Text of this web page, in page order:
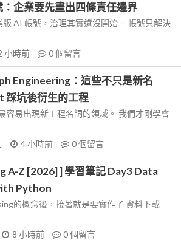
企業要先畫出四條責任邊界
AI 帳號，治理其實還沒開始。 帳號只解決
小時前 0個留言
Engineering：這些不只是新名
踩坑後衍生的工程
容易出現新工程名詞的領域。 我們才剛學會
4 小時前 0個留言
A-Z [2026] ] 學習筆記 Day3 Data
Python
的概念後，接著就是要實作了 資料下載
8 小時前 0個留言